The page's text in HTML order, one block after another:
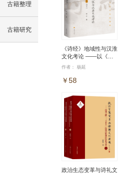
古籍整理
古籍研究
《诗经》地域性与汉淮
文化考论 ——以《周
南》《召南》《陈风》
作者： 杨延
￥58
政治生态变革与诗礼文